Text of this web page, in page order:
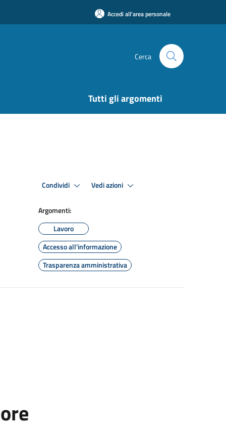
Accedi all'area personale
Cerca
Tutti gli argomenti
Condividi Vedi azioni
Argomenti:
Lavoro
Accesso all'informazione
Trasparenza amministrativa